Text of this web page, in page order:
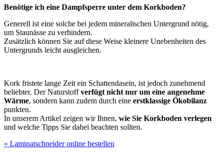
Benötige ich eine Dampfsperre unter dem Korkboden?
Generell ist eine solche bei jedem mineralischen Untergrund nötig,
um Staunässe zu verhindern.
Zusätzlich können Sie auf diese Weise kleinere Unebenheiten des
Untergrunds leicht ausgleichen.
Kork fristete lange Zeit ein Schattendasein, ist jedoch zunehmend
beliebter. Der Naturstoffverfügt nicht nur um eine angenehme
Wärme, sondern kann zudem durch eine erstklassige Ökobilanz
punkten.
In unserem Artikel zeigen wir Ihnen, wie Sie Korkboden verlegen
und welche Tipps Sie dabei beachten sollten.
» Laminatschneider online bestellen